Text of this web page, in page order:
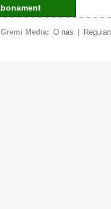
Gremi Media: O nas